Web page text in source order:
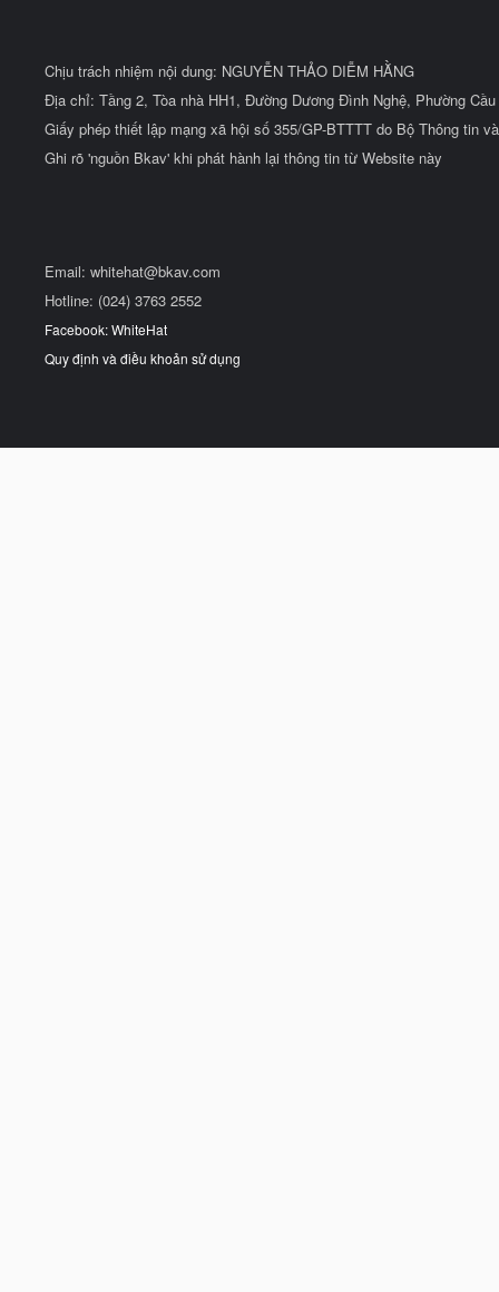
Chịu trách nhiệm nội dung: NGUYỄN THẢO DIỄM HẰNG
Địa chỉ: Tầng 2, Tòa nhà HH1, Đường Dương Đình Nghệ, Phường
Giấy phép thiết lập mạng xã hội số 355/GP-BTTTT do Bộ Thông tin
Ghi rõ 'nguồn Bkav' khi phát hành lại thông tin từ Website này
Email: whitehat@bkav.com
Hotline: (024) 3763 2552
Facebook: WhiteHat
Quy định và điều khoản sử dụng